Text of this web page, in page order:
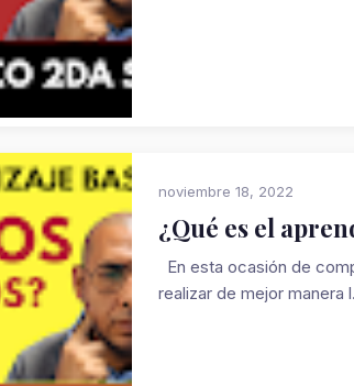
noviembre 18, 2022
¿Qué es el
En esta ocasión de
realizar de mejor manera